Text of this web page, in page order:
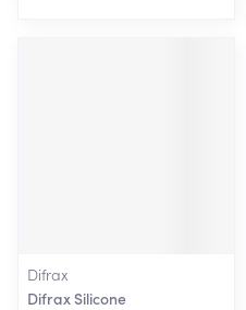
Difrax
Difrax Silicone